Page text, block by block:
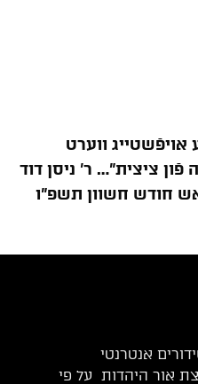
ווערט
ציצית”… ר’ ניסן דוד
חודש חשוון תשפ”ו
אנטרנטי
אור היהדות על פי